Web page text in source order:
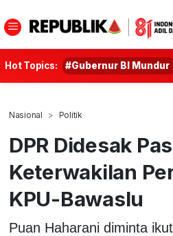
Hot Topics: #Gubernur BI Mundur
Nasional Politik
DPR Didesak
Keterwakilan
KPU-Bawaslu
Puan Haharani diminta